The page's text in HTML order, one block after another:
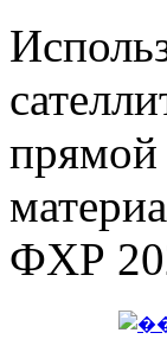
прямой
ФХР